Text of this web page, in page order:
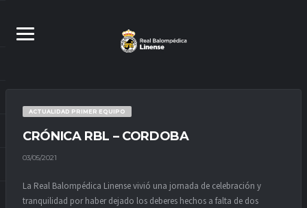
ACTUALIDAD PRIMER EQUIPO
CRÓNICA RBL – CORDOBA
03/05/2021
La Real Balompédica Linense vivió una jornada de celebración y
tranquilidad por haber dejado los deberes hechos a falta de dos